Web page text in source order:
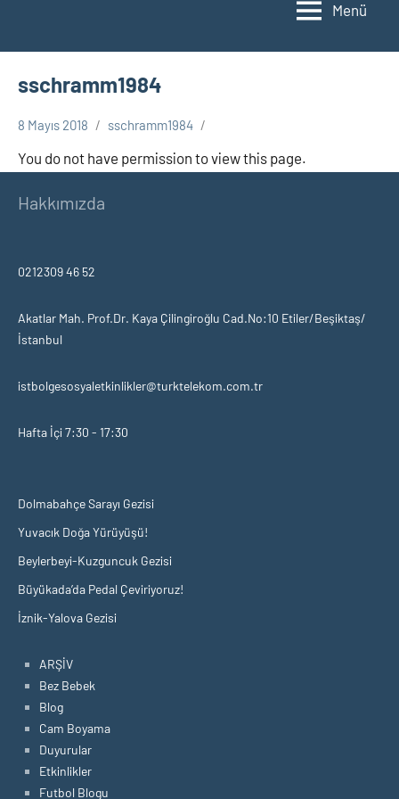
Menü
sschramm1984
8 Mayıs 2018 sschramm1984
You do not have permission to view this page.
Hakkımızda
0212309 46 52
Akatlar Mah. Prof.Dr. Kaya Çilingiroğlu Cad.No:10 Etiler/Beşiktaş/
İstanbul
istbolgesosyaletkinlikler@turktelekom.com.tr
Hafta İçi 7:30 - 17:30
Dolmabahçe Sarayı Gezisi
Yuvacık Doğa Yürüyüşü!
Beylerbeyi-Kuzguncuk Gezisi
Büyükada’da Pedal Çeviriyoruz!
İznik-Yalova Gezisi
ARŞİV
Bez Bebek
Blog
Cam Boyama
Duyurular
Etkinlikler
Futbol Blogu